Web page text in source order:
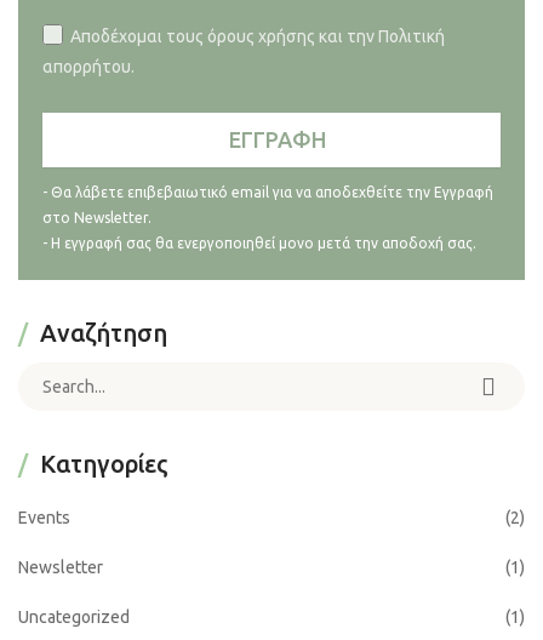
Αποδέχομαι τους όρους χρήσης και την Πολιτική
απορρήτου.
- Θα λάβετε επιβεβαιωτικό email για να αποδεχθείτε την Εγγραφή
στο Newsletter.
- Η εγγραφή σας θα ενεργοποιηθεί μονο μετά την αποδοχή σας.
Αναζήτηση
Search for:
Kατηγορίες
Events (2)
Newsletter (1)
Uncategorized (1)